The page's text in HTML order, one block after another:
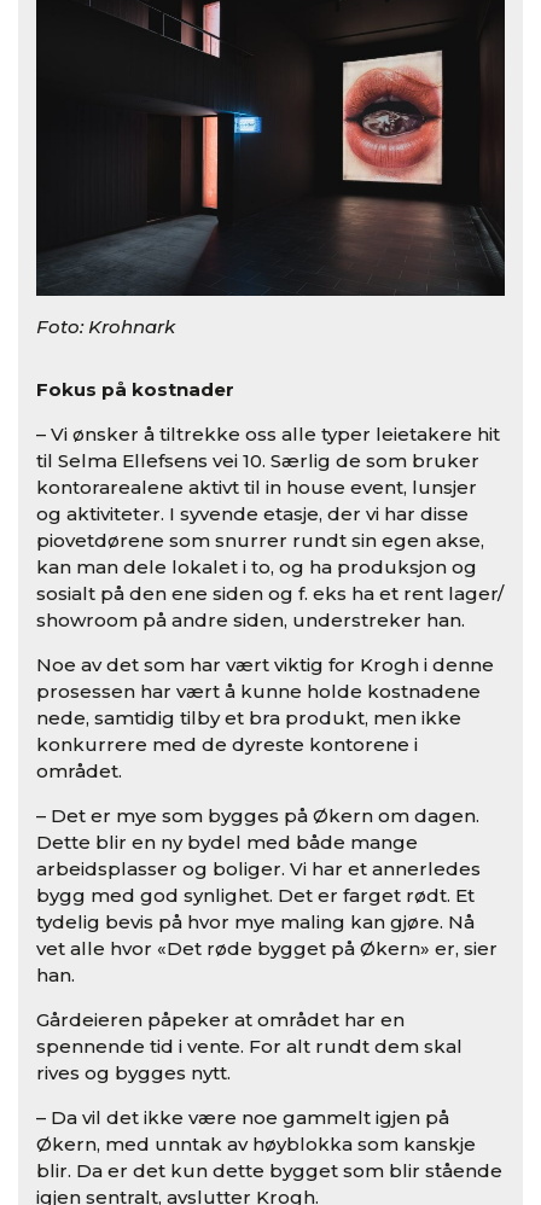
Foto: Krohnark
Fokus på kostnader
– Vi ønsker å tiltrekke oss alle typer leietakere hit
til Selma Ellefsens vei 10. Særlig de som bruker
kontorarealene aktivt til in house event, lunsjer
og aktiviteter. I syvende etasje, der vi har disse
piovetdørene som snurrer rundt sin egen akse,
kan man dele lokalet i to, og ha produksjon og
sosialt på den ene siden og f. eks ha et rent lager/
showroom på andre siden, understreker han.
Noe av det som har vært viktig for Krogh i denne
prosessen har vært å kunne holde kostnadene
nede, samtidig tilby et bra produkt, men ikke
konkurrere med de dyreste kontorene i
området.
– Det er mye som bygges på Økern om dagen.
Dette blir en ny bydel med både mange
arbeidsplasser og boliger. Vi har et annerledes
bygg med god synlighet. Det er farget rødt. Et
tydelig bevis på hvor mye maling kan gjøre. Nå
vet alle hvor «Det røde bygget på Økern» er, sier
han.
Gårdeieren påpeker at området har en
spennende tid i vente. For alt rundt dem skal
rives og bygges nytt.
– Da vil det ikke være noe gammelt igjen på
Økern, med unntak av høyblokka som kanskje
blir. Da er det kun dette bygget som blir stående
igjen sentralt, avslutter Krogh.